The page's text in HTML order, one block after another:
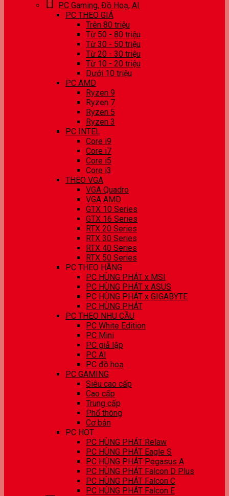
PC Gaming, Đồ Hoạ, AI
PC THEO GIÁ
Trên 80 triệu
Từ 50 - 80 triệu
Từ 30 - 50 triệu
Từ 20 - 30 triệu
Từ 10 - 20 triệu
Dưới 10 triệu
PC AMD
Ryzen 9
Ryzen 7
Ryzen 5
Ryzen 3
PC INTEL
Core i9
Core i7
Core i5
Core i3
THEO VGA
VGA Quadro
VGA AMD
GTX 10 Series
GTX 16 Series
RTX 20 Series
RTX 30 Series
RTX 40 Series
RTX 50 Series
PC THEO HÃNG
PC HÙNG PHÁT x MSI
PC HÙNG PHÁT x ASUS
PC HÙNG PHÁT x GIGABYTE
PC HÙNG PHÁT
PC THEO NHU CẦU
PC White Edition
PC Mini
PC giả lập
PC AI
PC đồ hoạ
PC GAMING
Siêu cao cấp
Cao cấp
Trung cấp
Phổ thông
Cơ bản
PC HOT
PC HÙNG PHÁT Relaw
PC HÙNG PHÁT Eagle S
PC HÙNG PHÁT Pegasus A
PC HÙNG PHÁT Falcon D Plus
PC HÙNG PHÁT Falcon C
PC HÙNG PHÁT Falcon E